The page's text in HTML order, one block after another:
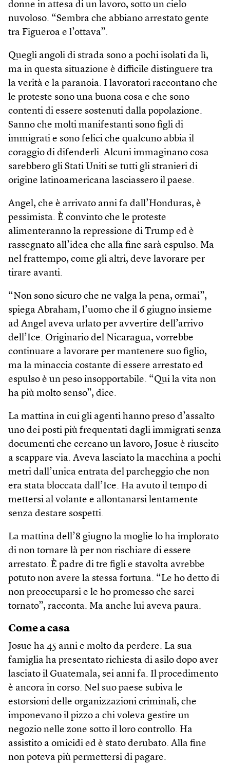
donne in attesa di un lavoro, sotto un cielo
nuvoloso. “Sembra che abbiano arrestato gente
tra Figueroa e l’ottava”.
Quegli angoli di strada sono a pochi isolati da lì,
ma in questa situazione è difficile distinguere tra
la verità e la paranoia. I lavoratori raccontano che
le proteste sono una buona cosa e che sono
contenti di essere sostenuti dalla popolazione.
Sanno che molti manifestanti sono figli di
immigrati e sono felici che qualcuno abbia il
coraggio di difenderli. Alcuni immaginano cosa
sarebbero gli Stati Uniti se tutti gli stranieri di
origine latinoamericana lasciassero il paese.
Angel, che è arrivato anni fa dall’Honduras, è
pessimista. È convinto che le proteste
alimenteranno la repressione di Trump ed è
rassegnato all’idea che alla fine sarà espulso. Ma
nel frattempo, come gli altri, deve lavorare per
tirare avanti.
“Non sono sicuro che ne valga la pena, ormai”,
spiega Abraham, l’uomo che il 6 giugno insieme
ad Angel aveva urlato per avvertire dell’arrivo
dell’Ice. Originario del Nicaragua, vorrebbe
continuare a lavorare per mantenere suo figlio,
ma la minaccia costante di essere arrestato ed
espulso è un peso insopportabile. “Qui la vita non
ha più molto senso”, dice.
La mattina in cui gli agenti hanno preso d’assalto
uno dei posti più frequentati dagli immigrati senza
documenti che cercano un lavoro, Josue è riuscito
a scappare via. Aveva lasciato la macchina a pochi
metri dall’unica entrata del parcheggio che non
era stata bloccata dall’Ice. Ha avuto il tempo di
mettersi al volante e allontanarsi lentamente
senza destare sospetti.
La mattina dell’8 giugno la moglie lo ha implorato
di non tornare là per non rischiare di essere
arrestato. È padre di tre figli e stavolta avrebbe
potuto non avere la stessa fortuna. “Le ho detto di
non preoccuparsi e le ho promesso che sarei
tornato”, racconta. Ma anche lui aveva paura.
Come a casa
Josue ha 45 anni e molto da perdere. La sua
famiglia ha presentato richiesta di asilo dopo aver
lasciato il Guatemala, sei anni fa. Il procedimento
è ancora in corso. Nel suo paese subiva le
estorsioni delle organizzazioni criminali, che
imponevano il pizzo a chi voleva gestire un
negozio nelle zone sotto il loro controllo. Ha
assistito a omicidi ed è stato derubato. Alla fine
non poteva più permettersi di pagare.